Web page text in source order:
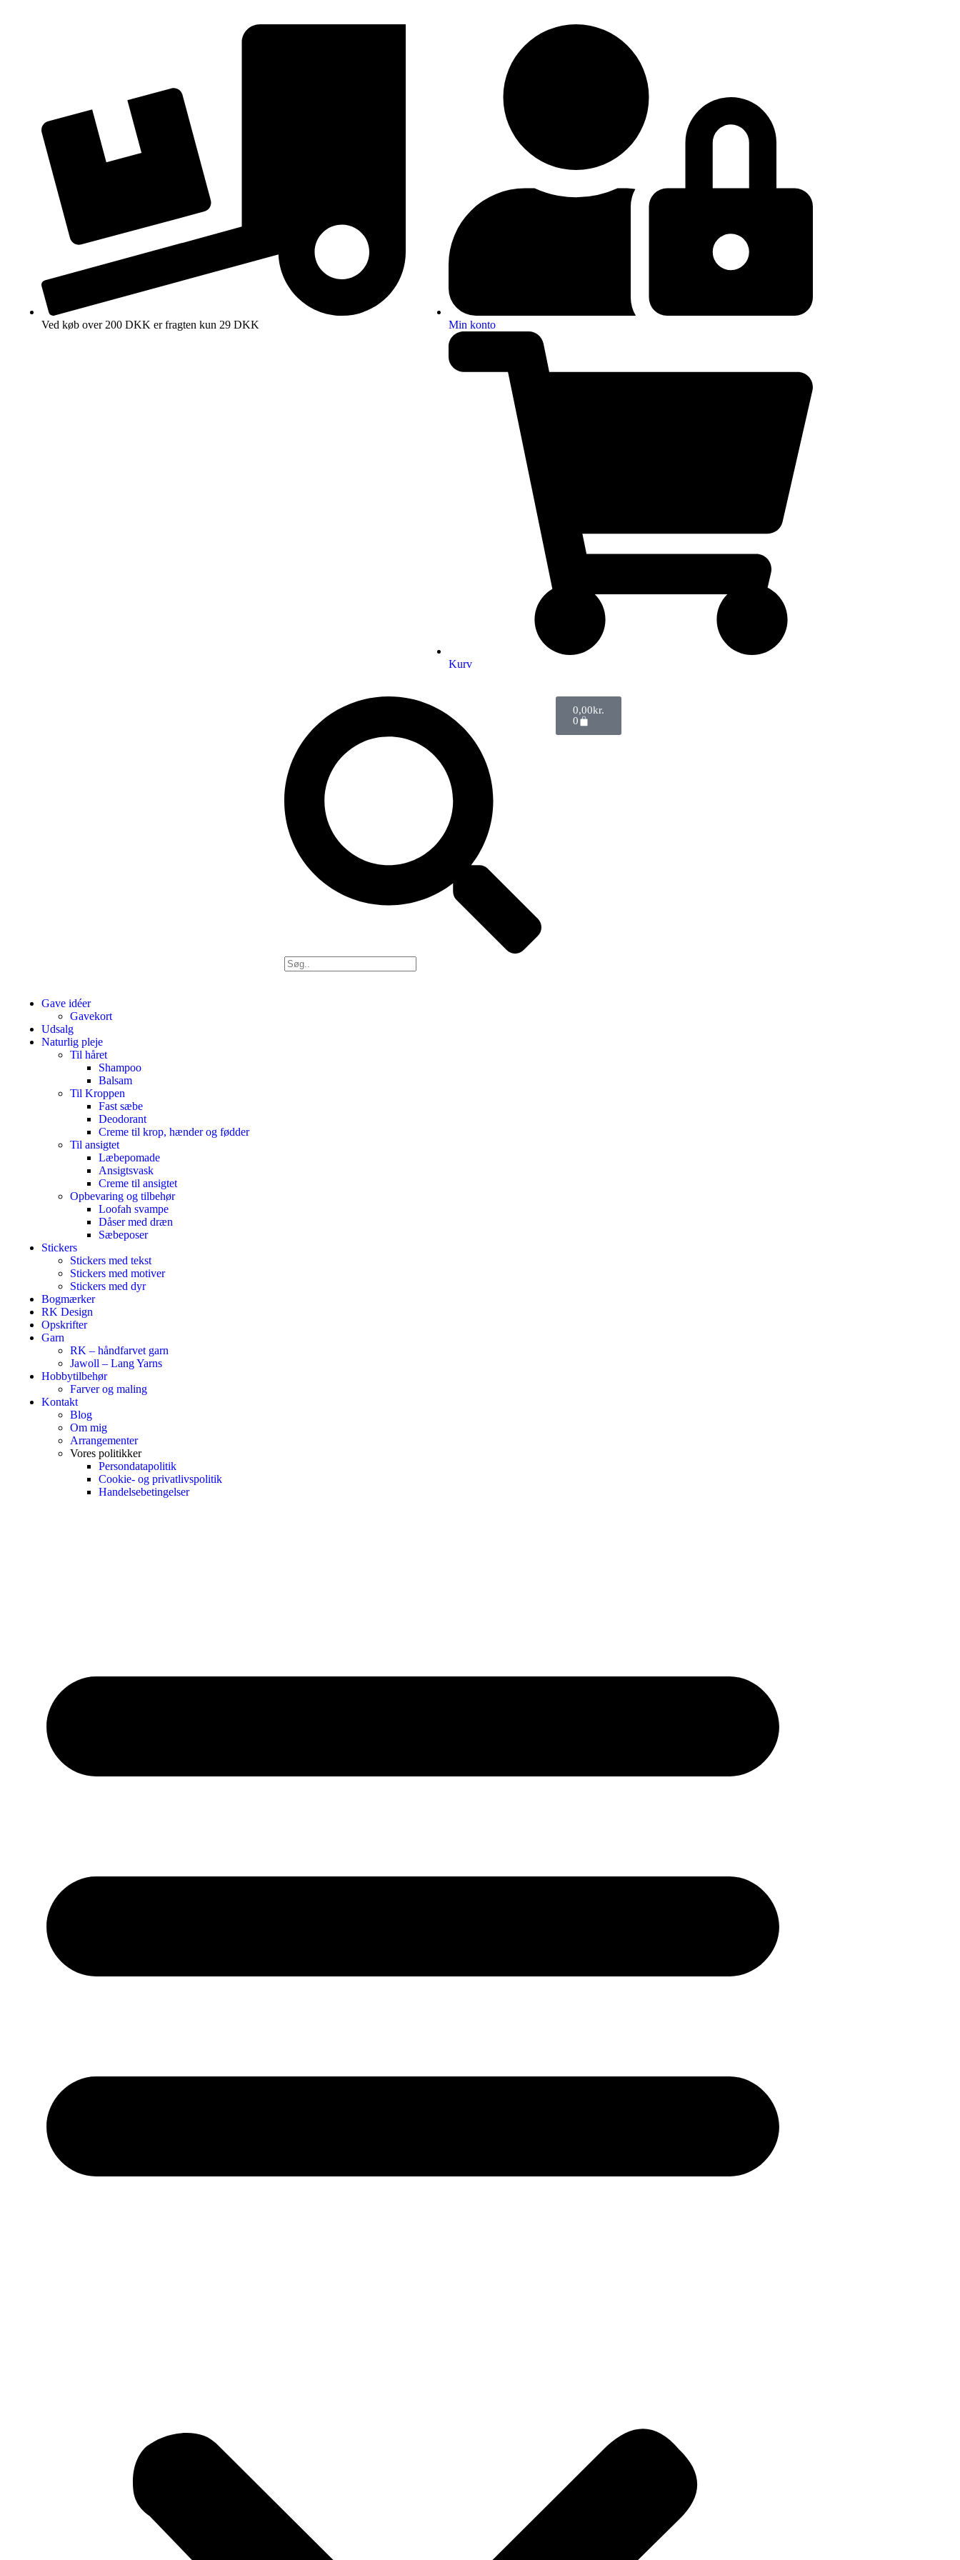
Ved køb over 200 DKK er fragten kun 29 DKK Min konto
Kurv
0,00kr.
0
Gave idéer
Gavekort
Udsalg
Naturlig pleje
Til håret
Shampoo
Balsam
Til Kroppen
Fast sæbe
Deodorant
Creme til krop, hænder og fødder
Til ansigtet
Læbepomade
Ansigtsvask
Creme til ansigtet
Opbevaring og tilbehør
Loofah svampe
Dåser med dræn
Sæbeposer
Stickers
Stickers med tekst
Stickers med motiver
Stickers med dyr
Bogmærker
RK Design
Opskrifter
Garn
RK – håndfarvet garn
Jawoll – Lang Yarns
Hobbytilbehør
Farver og maling
Kontakt
Blog
Om mig
Arrangementer
Vores politikker
Persondatapolitik
Cookie- og privatlivspolitik
Handelsebetingelser